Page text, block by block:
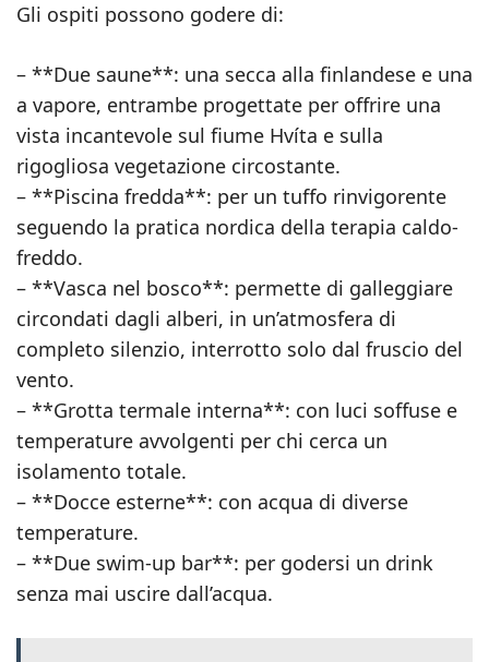
Gli ospiti possono godere di:
– **Due saune**: una secca alla finlandese e una
a vapore, entrambe progettate per offrire una
vista incantevole sul fiume Hvíta e sulla
rigogliosa vegetazione circostante.
– **Piscina fredda**: per un tuffo rinvigorente
seguendo la pratica nordica della terapia caldo-
freddo.
– **Vasca nel bosco**: permette di galleggiare
circondati dagli alberi, in un’atmosfera di
completo silenzio, interrotto solo dal fruscio del
vento.
– **Grotta termale interna**: con luci soffuse e
temperature avvolgenti per chi cerca un
isolamento totale.
– **Docce esterne**: con acqua di diverse
temperature.
– **Due swim-up bar**: per godersi un drink
senza mai uscire dall’acqua.